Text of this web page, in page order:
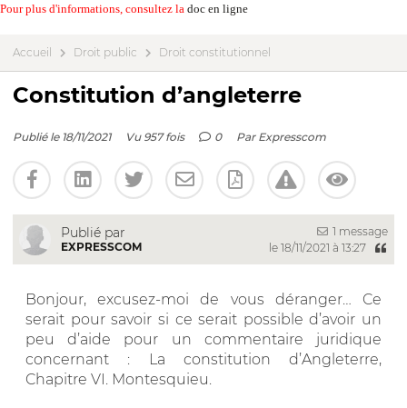
Pour plus d'informations, consultez la doc en ligne
Accueil Droit public Droit constitutionnel
Constitution d’angleterre
Publié le 18/11/2021 Vu 957 fois 0 Par Expresscom
Publié par
EXPRESSCOM
1 message
le 18/11/2021 à 13:27
Bonjour, excusez-moi de vous déranger… Ce
serait pour savoir si ce serait possible d’avoir un
peu d’aide pour un commentaire juridique
concernant : La constitution d’Angleterre,
Chapitre VI. Montesquieu.